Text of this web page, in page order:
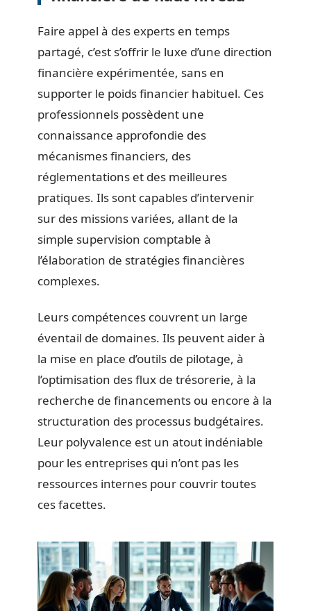
Faire appel à des experts en temps
partagé, c’est s’offrir le luxe d’une direction
financière expérimentée, sans en
supporter le poids financier habituel. Ces
professionnels possèdent une
connaissance approfondie des
mécanismes financiers, des
réglementations et des meilleures
pratiques. Ils sont capables d’intervenir
sur des missions variées, allant de la
simple supervision comptable à
l’élaboration de stratégies financières
complexes.
Leurs compétences couvrent un large
éventail de domaines. Ils peuvent aider à
la mise en place d’outils de pilotage, à
l’optimisation des flux de trésorerie, à la
recherche de financements ou encore à la
structuration des processus budgétaires.
Leur polyvalence est un atout indéniable
pour les entreprises qui n’ont pas les
ressources internes pour couvrir toutes
ces facettes.